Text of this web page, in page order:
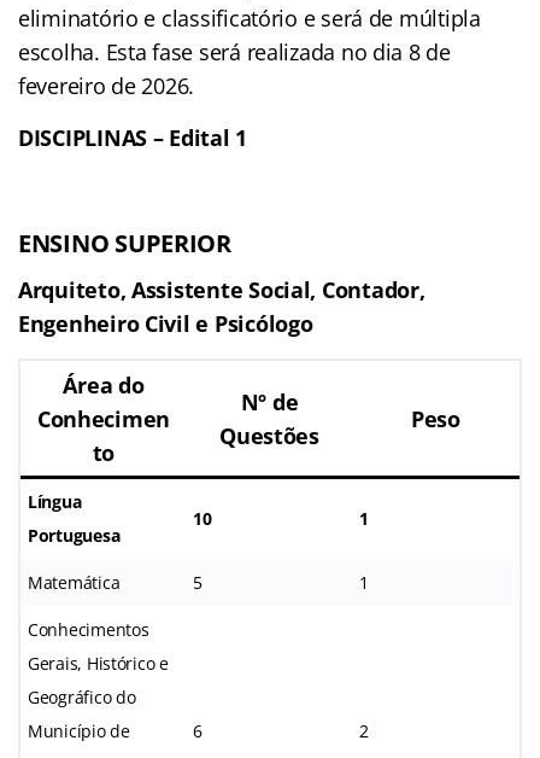
eliminatório e classificatório e será de múltipla
escolha. Esta fase será realizada no dia 8 de
fevereiro de 2026.
DISCIPLINAS – Edital 1
ENSINO SUPERIOR
Arquiteto, Assistente Social, Contador,
Engenheiro Civil e Psicólogo
Área do
Conhecimen
to
Nº de
Questões
Peso
Língua
Portuguesa
10 1
Matemática 5 1
Conhecimentos
Gerais, Histórico e
Geográfico do
Município de
6 2